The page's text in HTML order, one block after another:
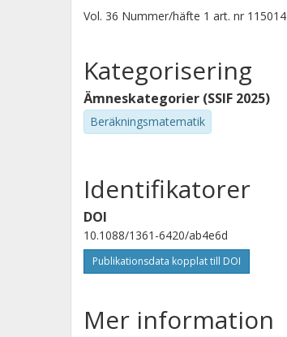
Vol. 36 Nummer/häfte 1 art. nr 115014
Kategorisering
Ämneskategorier (SSIF 2025)
Beräkningsmatematik
Identifikatorer
DOI
10.1088/1361-6420/ab4e6d
Publikationsdata kopplat till DOI
Mer information